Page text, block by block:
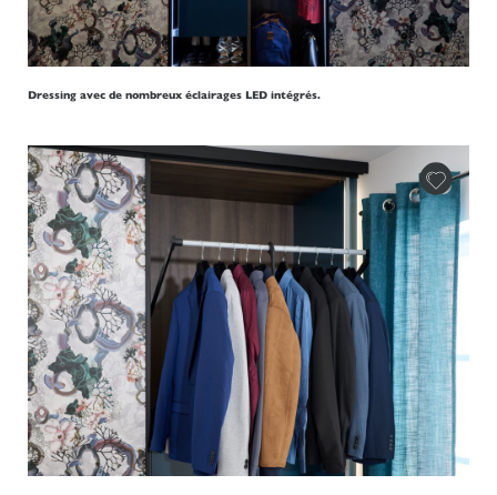
Dressing avec de nombreux éclairages LED intégrés.